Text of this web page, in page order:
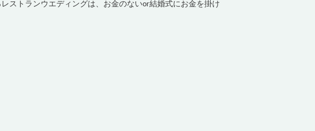
ストランウエディングは、お金のないor結婚式にお金を掛け